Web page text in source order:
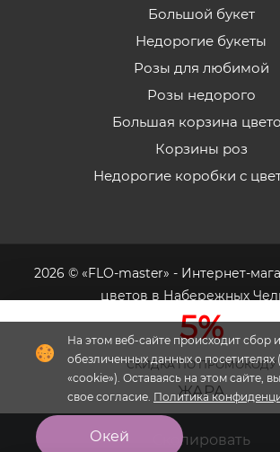
5%
СКИДКА ПО ПРОМОКОДУ
ЖАРА
Скопировать
На этом веб-сайте происходит сбор
обезличенных данных о посетителях
«cookie»). Оставаясь на этом сайте,
свое согласие. Политика
Окей
Большой букет
Недорогие букеты
Розы для любимой
Розы недорого
Большая корзина
Корзины роз
Недорогие коробки с
2026 © «FLO-master» - Интернет-
цветов в Набережных
- комплексное продвижение
бизнеса